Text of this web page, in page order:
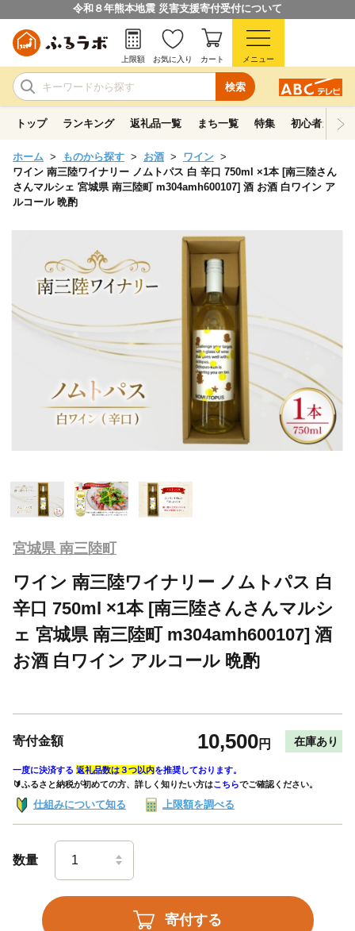
令和８年熊本地震 災害支援寄付受付について
検索
上限額 お気に入り カート メニュー
トップ ランキング 返礼品一覧 まち一覧 特集 初心者ガイド
ホーム ものから探す お酒
ワイン
ワイン 南三陸ワイナリー ノムトパス 白 辛口 750ml ×1本 [南三陸さん
さんマルシェ 宮城県 南三陸町 m304amh600107] 酒 お酒 白ワイン ア
ルコール 晩酌
宮城県 南三陸町
ワイン 南三陸ワイナリー ノムトパス 白
辛口 750ml ×1本 [南三陸さんさんマルシ
ェ 宮城県 南三陸町 m304amh600107] 酒
お酒 白ワイン アルコール 晩酌
寄付金額 10,500円 在庫あり
一度に決済する 返礼品数は３つ以内を推奨しております。
🔰ふるさと納税が初めての方、詳しく知りたい方はこちらでご確認ください。
仕組みについて知る 上限額を調べる
数量
寄付する